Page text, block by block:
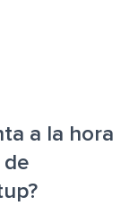
a la hora
de